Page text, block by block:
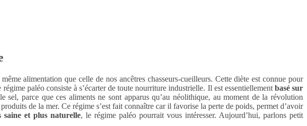
alimentation que celle de nos ancêtres chasseurs-cueilleurs. Cette diète est connue pour
paléo consiste à s’écarter de toute nourriture industrielle. Il est essentiellement basé sur
sel, parce que ces aliments ne sont apparus qu’au néolithique, au moment de la révolution
de la mer. Ce régime s’est fait connaître car il favorise la perte de poids, permet d’avoir
saine et plus naturelle, le régime paléo pourrait vous intéresser. Aujourd’hui, parlons petit